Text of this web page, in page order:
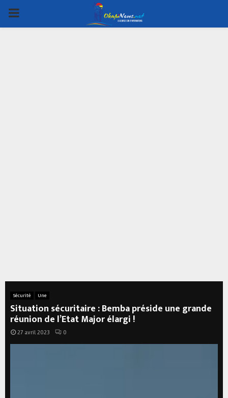
PRIMARY
Sécurité Une
Situation sécuritaire : Bemba préside une grande
réunion de l’Etat Major élargi !
27 avril 2023 0